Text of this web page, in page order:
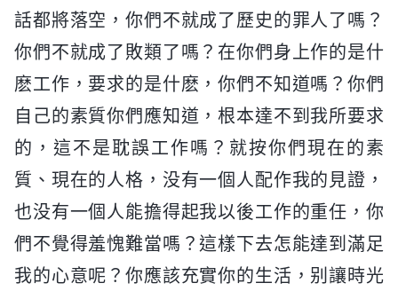
話都將落空，你們不就成了歷史的罪人了嗎？
你們不就成了敗類了嗎？在你們身上作的是什
麽工作，要求的是什麽，你們不知道嗎？你們
自己的素質你們應知道，根本達不到我所要求
的，這不是耽誤工作嗎？就按你們現在的素
質、現在的人格，没有一個人配作我的見證，
也没有一個人能擔得起我以後工作的重任，你
們不覺得羞愧難當嗎？這樣下去怎能達到滿足
我的心意呢？你應該充實你的生活，别讓時光